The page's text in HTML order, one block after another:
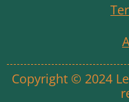
Copyright © 2024